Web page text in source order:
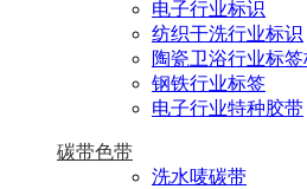
电子行业标识
纺织干洗行业标识
陶瓷卫浴行业标签
钢铁行业标签
电子行业特种胶带
碳带色带
洗水唛碳带